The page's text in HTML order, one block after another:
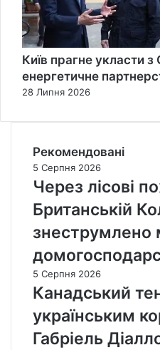
Київ прагне укласти
енергетичне
28 Липня 2026
Рекомендовані
5 Серпня 2026
Через лісові
Британській
знеструмлено
5 Серпня 2026
Канадський
українським
Габріель